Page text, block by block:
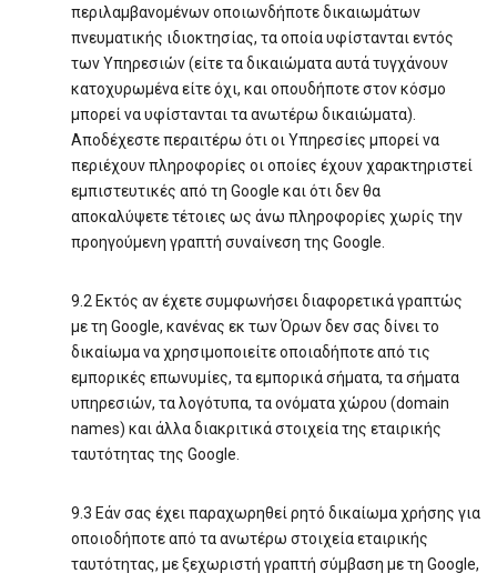
περιλαμβανομένων οποιωνδήποτε δικαιωμάτων
πνευματικής ιδιοκτησίας, τα οποία υφίστανται εντός
των Υπηρεσιών (είτε τα δικαιώματα αυτά τυγχάνουν
κατοχυρωμένα είτε όχι, και οπουδήποτε στον κόσμο
μπορεί να υφίστανται τα ανωτέρω δικαιώματα).
Αποδέχεστε περαιτέρω ότι οι Υπηρεσίες μπορεί να
περιέχουν πληροφορίες οι οποίες έχουν χαρακτηριστεί
εμπιστευτικές από τη Google και ότι δεν θα
αποκαλύψετε τέτοιες ως άνω πληροφορίες χωρίς την
προηγούμενη γραπτή συναίνεση της Google.
9.2 Εκτός αν έχετε συμφωνήσει διαφορετικά γραπτώς
με τη Google, κανένας εκ των Όρων δεν σας δίνει το
δικαίωμα να χρησιμοποιείτε οποιαδήποτε από τις
εμπορικές επωνυμίες, τα εμπορικά σήματα, τα σήματα
υπηρεσιών, τα λογότυπα, τα ονόματα χώρου (domain
names) και άλλα διακριτικά στοιχεία της εταιρικής
ταυτότητας της Google.
9.3 Εάν σας έχει παραχωρηθεί ρητό δικαίωμα χρήσης για
οποιοδήποτε από τα ανωτέρω στοιχεία εταιρικής
ταυτότητας, με ξεχωριστή γραπτή σύμβαση με τη Google,